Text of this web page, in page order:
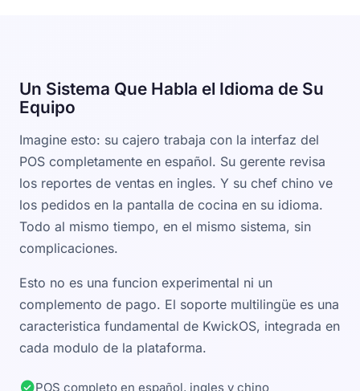
Un Sistema Que Habla el Idioma de Su
Equipo
Imagine esto: su cajero trabaja con la interfaz del
POS completamente en español. Su gerente revisa
los reportes de ventas en ingles. Y su chef chino ve
los pedidos en la pantalla de cocina en su idioma.
Todo al mismo tiempo, en el mismo sistema, sin
complicaciones.
Esto no es una funcion experimental ni un
complemento de pago. El soporte multilingüe es una
caracteristica fundamental de KwickOS, integrada en
cada modulo de la plataforma.
POS completo en español, ingles y chino